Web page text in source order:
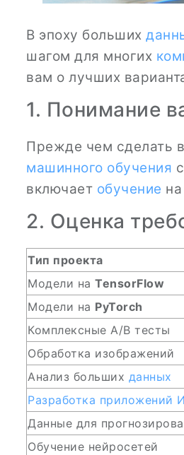
В эпоху больших
шагом для многих
вам о лучших
1. Понимание
Прежде чем сделать
машинного обучения
включает обучение
2. Оценка
Тип проекта
Модели на TensorFlow
Модели на PyTorch
Комплексные A/B тесты
Обработка изображений
Анализ больших данных
Разработка приложений
Данные для
Обучение нейросетей